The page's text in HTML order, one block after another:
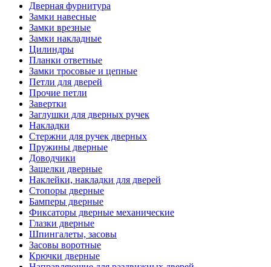
Дверная фурнитура
Замки навесные
Замки врезные
Замки накладные
Цилиндры
Планки ответные
Замки тросовые и цепные
Петли для дверей
Прочие петли
Завертки
Заглушки для дверных ручек
Накладки
Стержни для ручек дверных
Пружины дверные
Доводчики
Защелки дверные
Наклейки, накладки для дверей
Стопоры дверные
Бамперы дверные
Фиксаторы дверные механические
Глазки дверные
Шпингалеты, засовы
Засовы воротные
Крючки дверные